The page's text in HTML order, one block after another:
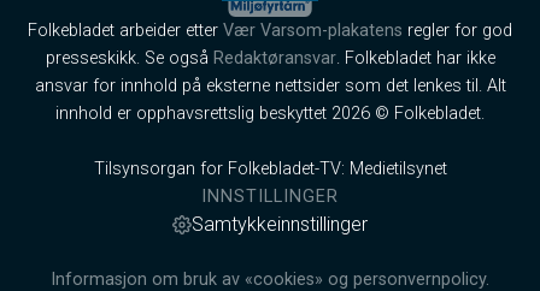
Folkebladet arbeider etter Vær Varsom-plakatens regler for god
presseskikk. Se også Redaktøransvar. Folkebladet har ikke
ansvar for innhold på eksterne nettsider som det lenkes til. Alt
innhold er opphavsrettslig beskyttet 2026 © Folkebladet.
Tilsynsorgan for Folkebladet-TV: Medietilsynet
INNSTILLINGER
Samtykkeinnstillinger
Informasjon om bruk av «cookies» og personvernpolicy.